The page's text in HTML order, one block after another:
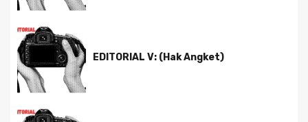
EDITORIAL V: (Hak Angket)